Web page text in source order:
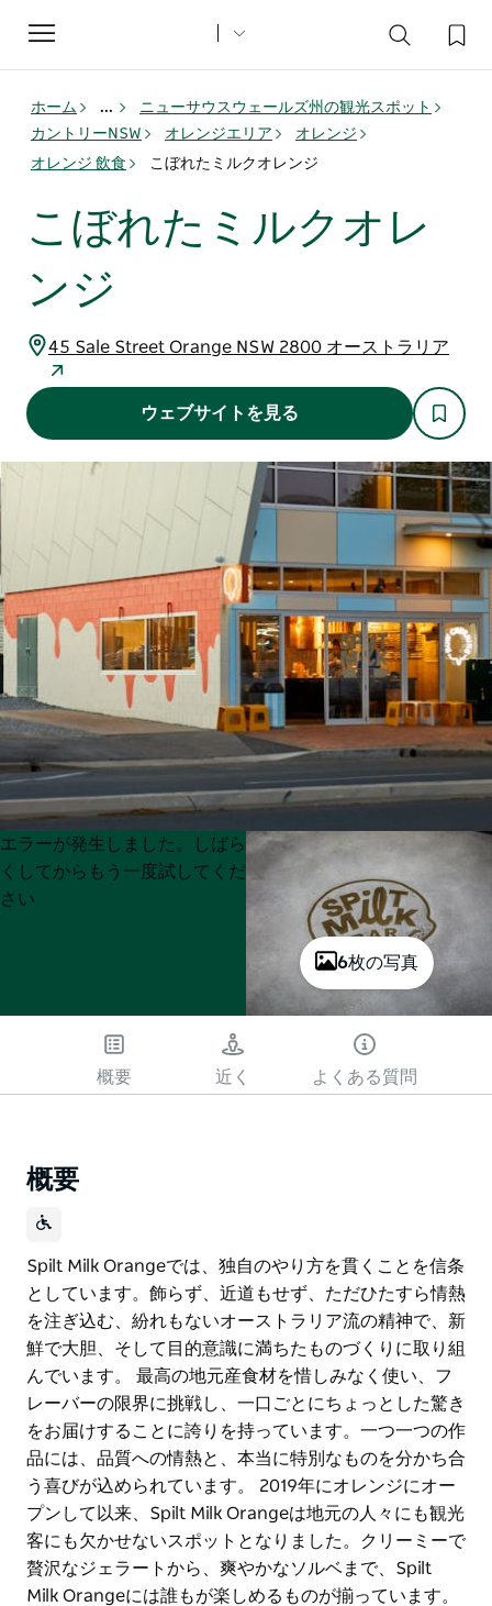
Toggle
navigation
ホーム ...
ニューサウスウェールズ州の観光スポット
カントリーNSW
オレンジエリア
オレンジ
オレンジ 飲食
こぼれたミルクオレンジ
こぼれたミルクオレ
ンジ
45 Sale Street Orange NSW 2800 オーストラリア
ウェブサイトを見る
6枚の写真
Product
List
Product
List
エラーが発生しました。しばら
くしてからもう一度試してくだ
さい
概要 近く よくある質問
概要
Spilt Milk Orangeでは、独自のやり方を貫くことを信条
としています。飾らず、近道もせず、ただひたすら情熱
を注ぎ込む、紛れもないオーストラリア流の精神で、新
鮮で大胆、そして目的意識に満ちたものづくりに取り組
んでいます。 最高の地元産食材を惜しみなく使い、フ
レーバーの限界に挑戦し、一口ごとにちょっとした驚き
をお届けすることに誇りを持っています。一つ一つの作
品には、品質への情熱と、本当に特別なものを分かち合
う喜びが込められています。 2019年にオレンジにオー
プンして以来、Spilt Milk Orangeは地元の人々にも観光
客にも欠かせないスポットとなりました。クリーミーで
贅沢なジェラートから、爽やかなソルベまで、Spilt
Milk Orangeには誰もが楽しめるものが揃っています。